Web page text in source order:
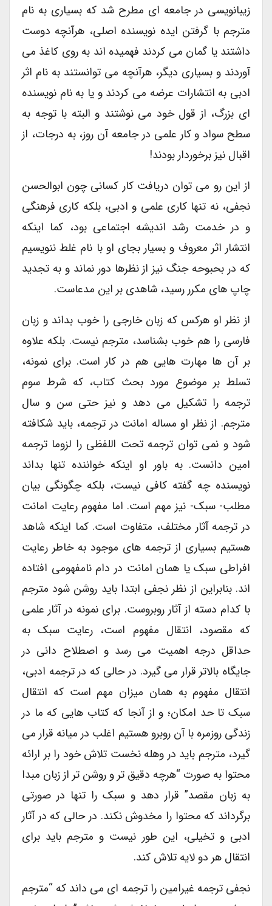
زیبانویسی در جامعه ای مطرح شد که بسیاری به نام
مترجم با گرفتن ایده نویسنده اصلی، هرآنچه دوست
داشتند یا گمان می کردند فهمیده اند به روی کاغذ می
آوردند و بسیاری دیگر، هرآنچه می توانستند به نام اثر
ادبی به انتشارات عرضه می کردند و یا به نام نویسنده
ای بزرگ، از قول خود می نوشتند و البته با توجه به
سطح سواد و کار علمی در جامعه آن روز، به درجات، از
اقبال نیز برخوردار بودند!
از این رو می توان دریافت کار کسانی چون ابوالحسن
نجفی، نه تنها کاری علمی و ادبی، بلکه کاری فرهنگی
و در خدمت رشد اندیشه اجتماعی بود، کما اینکه
انتشار اثر معروف و بسیار بجای او با نام غلط ننویسیم
که در بحبوحه جنگ نیز از نظرها دور نماند و به تجدید
چاپ های مکرر رسید، شاهدی بر این مدعاست.
از نظر او هرکس که زبان خارجی را خوب بداند و زبان
فارسی را هم خوب بشناسد، مترجم نیست. بلکه علاوه
بر آن ها مهارت هایی هم در کار است. برای نمونه،
تسلط بر موضوع مورد بحث کتاب، که شرط سوم
ترجمه را تشکیل می دهد و نیز حتی سن و سال
مترجم. از نظر او مساله امانت در ترجمه، باید شکافته
شود و نمی توان ترجمه تحت اللفظی را لزوما ترجمه
امین دانست. به باور او اینکه خواننده تنها بداند
نویسنده چه گفته کافی نیست، بلکه چگونگی بیان
مطلب- سبک- نیز مهم است. اما مفهوم رعایت امانت
در ترجمه آثار مختلف، متفاوت است. کما اینکه شاهد
هستیم بسیاری از ترجمه های موجود به خاطر رعایت
افراطی سبک یا همان امانت در دام نامفهومی افتاده
اند. بنابراین از نظر نجفی ابتدا باید روشن شود مترجم
با کدام دسته از آثار روبروست. برای نمونه در آثار علمی
که مقصود، انتقال مفهوم است، رعایت سبک به
حداقل درجه اهمیت می رسد و اصطلاح دانی در
جایگاه بالاتر قرار می گیرد. در حالی که در ترجمه ادبی،
انتقال مفهوم به همان میزان مهم است که انتقال
سبک تا حد امکان؛ و از آنجا که کتاب هایی که ما در
زندگی روزمره با آن روبرو هستیم اغلب در میانه قرار می
گیرد، مترجم باید در وهله نخست تلاش خود را بر ارائه
محتوا به صورت “هرچه دقیق تر و روشن تر از زبان مبدا
به زبان مقصد” قرار دهد و سبک را تنها در صورتی
برگرداند که محتوا را مخدوش نکند. در حالی که در آثار
ادبی و تخیلی، این طور نیست و مترجم باید برای
انتقال هر دو لایه تلاش کند.
نجفی ترجمه غیرامین را ترجمه ای می داند که “مترجم